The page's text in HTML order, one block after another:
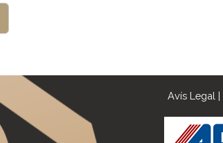
Avís Legal |